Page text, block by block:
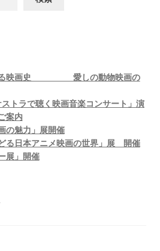
みる映画史 愛しの動物映画の
トラで聴く映画音楽コンサート」演
案内
の魅力」展開催
る日本アニメ映画の世界」展 開催
展」開催